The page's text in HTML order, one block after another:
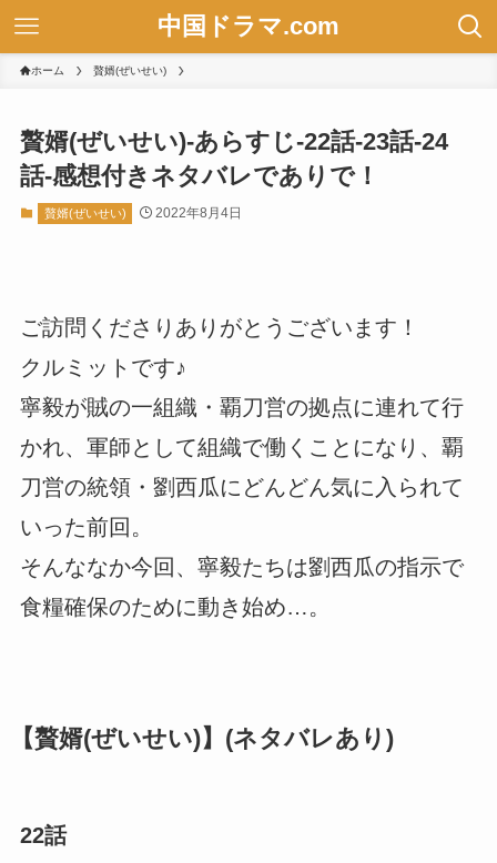
中国ドラマ.com
ホーム 贅婿(ぜいせい)
贅婿(ぜいせい)-あらすじ-22話-23話-24
話-感想付きネタバレでありで！
贅婿(ぜいせい) 2022年8月4日
ご訪問くださりありがとうございます！
クルミットです♪
寧毅が賊の一組織・覇刀営の拠点に連れて行
かれ、軍師として組織で働くことになり、覇
刀営の統領・劉西瓜にどんどん気に入られて
いった前回。
そんななか今回、寧毅たちは劉西瓜の指示で
食糧確保のために動き始め…。
【贅婿(ぜいせい)】(ネタバレあり)
22話